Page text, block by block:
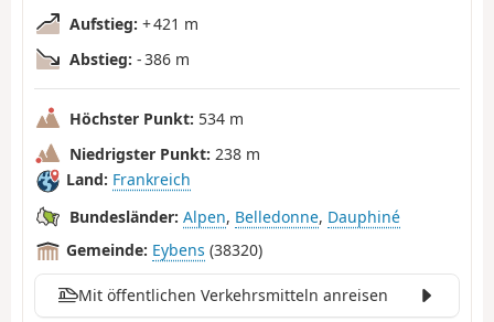
Aufstieg: + 421 m
Abstieg: - 386 m
Höchster Punkt: 534 m
Niedrigster Punkt: 238 m
Land: Frankreich
Bundesländer: Alpen, Belledonne, Dauphiné
Gemeinde: Eybens (38320)
Mit öffentlichen Verkehrsmitteln anreisen